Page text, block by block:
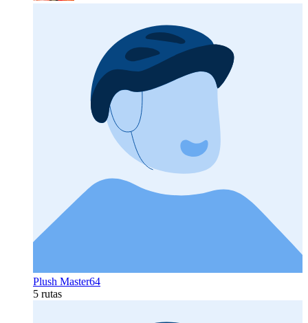
Plush Master64
5 rutas